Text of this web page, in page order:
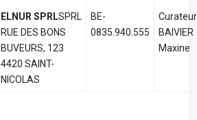
ELNUR SPRLSPRL
RUE DES BONS
BUVEURS, 123
4420 SAINT-
NICOLAS
BE-
0835.940.555
BAIVIER
Maxine